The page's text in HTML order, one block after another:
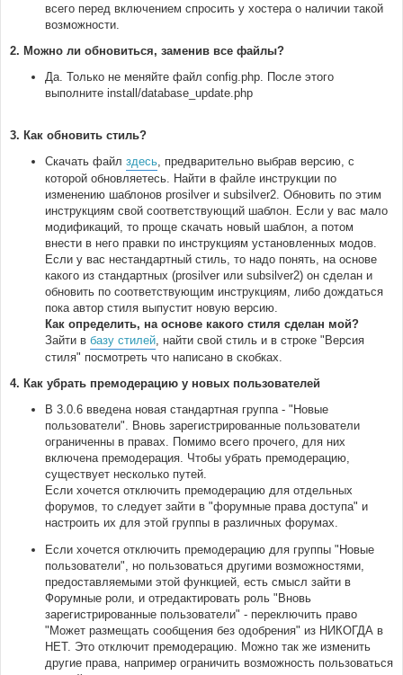
всего перед включением спросить у хостера о наличии такой
возможности.
2. Можно ли обновиться, заменив все файлы?
Да. Только не меняйте файл config.php. После этого
выполните install/database_update.php
3. Как обновить стиль?
Скачать файл здесь , предварительно выбрав версию, с
которой обновляетесь. Найти в файле инструкции по
изменению шаблонов prosilver и subsilver2. Обновить по этим
инструкциям свой соответствующий шаблон. Если у вас мало
модификаций, то проще скачать новый шаблон, а потом
внести в него правки по инструкциям установленных модов.
Если у вас нестандартный стиль, то надо понять, на основе
какого из стандартных (prosilver или subsilver2) он сделан и
обновить по соответствующим инструкциям, либо дождаться
пока автор стиля выпустит новую версию.
Как определить, на основе какого стиля сделан мой?
Зайти в базу стилей , найти свой стиль и в строке "Версия
стиля" посмотреть что написано в скобках.
4. Как убрать премодерацию у новых пользователей
В 3.0.6 введена новая стандартная группа - "Новые
пользователи". Вновь зарегистрированные пользователи
ограниченны в правах. Помимо всего прочего, для них
включена премодерация. Чтобы убрать премодерацию,
существует несколько путей.
Если хочется отключить премодерацию для отдельных
форумов, то следует зайти в "форумные права доступа" и
настроить их для этой группы в различных форумах.
Если хочется отключить премодерацию для группы "Новые
пользователи", но пользоваться другими возможностями,
предоставляемыми этой функцией, есть смысл зайти в
Форумные роли, и отредактировать роль "Вновь
зарегистрированные пользователи" - переключить право
"Может размещать сообщения без одобрения" из НИКОГДА в
НЕТ. Это отключит премодерацию. Можно так же изменить
другие права, например ограничить возможность пользоваться